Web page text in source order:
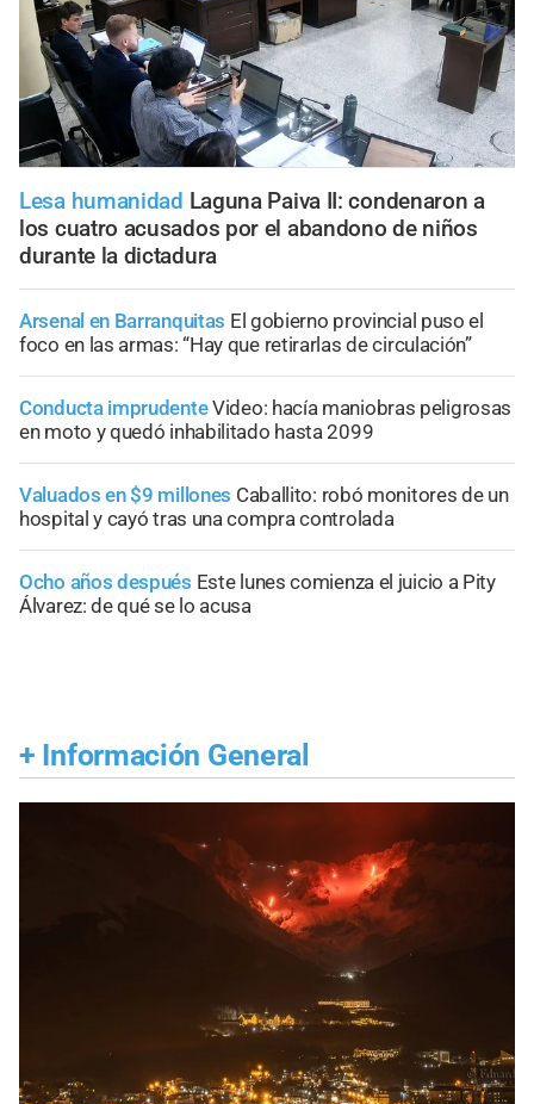
Lesa humanidad Laguna Paiva II: condenaron a
los cuatro acusados por el abandono de niños
durante la dictadura
Arsenal en Barranquitas El gobierno provincial puso el
foco en las armas: “Hay que retirarlas de circulación”
Conducta imprudenteVideo: hacía maniobras peligrosas
en moto y quedó inhabilitado hasta 2099
Valuados en $9 millones Caballito: robó monitores de un
hospital y cayó tras una compra controlada
Ocho años después Este lunes comienza el juicio a Pity
Álvarez: de qué se lo acusa
+ Información General